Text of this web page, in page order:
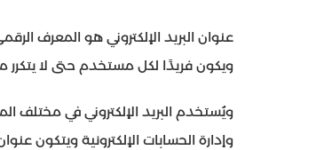
عنوان البريد الإلكتروني هو المعرف
ويكون فريدًا لكل مستخدم حتى لا
ويُستخدم البريد الإلكتروني في
وإدارة الحسابات الإلكترونية ويتكون